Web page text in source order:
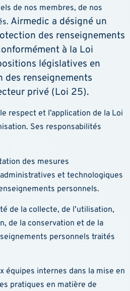
de nos membres, de nos
Airmedic a désigné un
des renseignements
à la Loi
législatives en
renseignements
privé (Loi 25).
respect et l’application de la Loi
Ses responsabilités
des mesures
et technologiques
personnels.
de la collecte, de l’utilisation,
de la conservation et de la
personnels traités
équipes internes dans la mise en
pratiques en matière de